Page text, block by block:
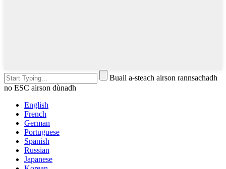
Buail a-steach airson rannsachadh
no ESC airson dùnadh
English
French
German
Portuguese
Spanish
Russian
Japanese